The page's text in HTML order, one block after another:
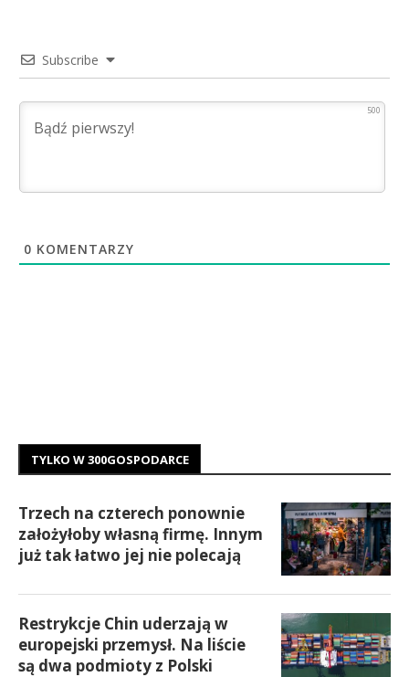
Subscribe
500
0 KOMENTARZY
TYLKO W 300GOSPODARCE
Trzech na czterech ponownie
założyłoby własną firmę. Innym
już tak łatwo jej nie polecają
Restrykcje Chin uderzają w
europejski przemysł. Na liście
są dwa podmioty z Polski